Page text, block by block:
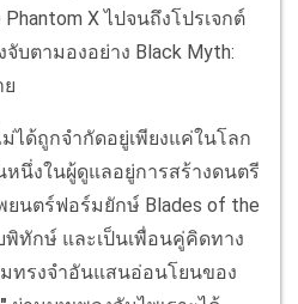
Phantom X ไปจนถึงโปรเจกต์
บตามองอย่าง Black Myth:
ได้ถูกจำกัดอยู่เพียงแค่ในโลก
หนึ่งในผู้ดูแลอยู่การสร้างดนตรี
นตร์ฟอร์มยักษ์ Blades of the
พิทักษ์ และเป็นเพื่อนคู่คิดทาง
ทรงจำอันแสนอ่อนโยนของ